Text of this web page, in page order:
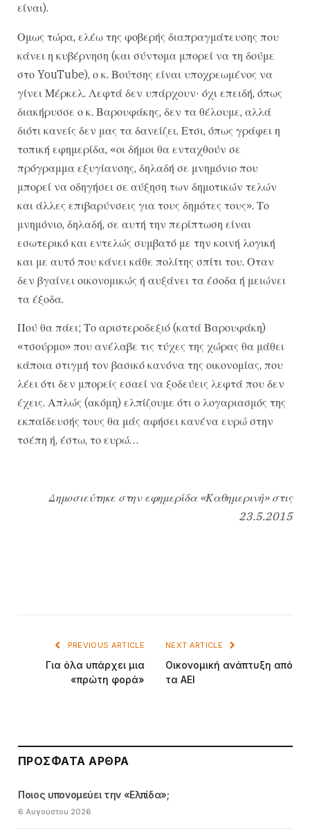
είναι).
Ομως τώρα, ελέω της φοβερής διαπραγμάτευσης που
κάνει η κυβέρνηση (και σύντομα μπορεί να τη δούμε
στο YouTube), ο κ. Βούτσης είναι υποχρεωμένος να
γίνει Μέρκελ. Λεφτά δεν υπάρχουν· όχι επειδή, όπως
διακήρυσσε ο κ. Βαρουφάκης, δεν τα θέλουμε, αλλά
διότι κανείς δεν μας τα δανείζει. Ετσι, όπως γράφει η
τοπική εφημερίδα, «οι δήμοι θα ενταχθούν σε
πρόγραμμα εξυγίανσης, δηλαδή σε μνημόνιο που
μπορεί να οδηγήσει σε αύξηση των δημοτικών τελών
και άλλες επιβαρύνσεις για τους δημότες τους». Το
μνημόνιο, δηλαδή, σε αυτή την περίπτωση είναι
εσωτερικό και εντελώς συμβατό με την κοινή λογική
και με αυτό που κάνει κάθε πολίτης σπίτι του. Οταν
δεν βγαίνει οικονομικώς ή αυξάνει τα έσοδα ή μειώνει
τα έξοδα.
Πού θα πάει; Το αριστεροδεξιό (κατά Βαρουφάκη)
«τσούρμο» που ανέλαβε τις τύχες της χώρας θα μάθει
κάποια στιγμή τον βασικό κανόνα της οικονομίας, που
λέει ότι δεν μπορείς εσαεί να ξοδεύεις λεφτά που δεν
έχεις. Απλώς (ακόμη) ελπίζουμε ότι ο λογαριασμός της
εκπαίδευσής τους θα μάς αφήσει κανένα ευρώ στην
τσέπη ή, έστω, το ευρώ…
Δημοσιεύτηκε στην εφημερίδα «Καθημερινή» στις
23.5.2015
PREVIOUS ARTICLE
Για όλα υπάρχει μια
«πρώτη φορά»
NEXT ARTICLE
Οικονομική ανάπτυξη από
τα ΑΕΙ
ΠΡΌΣΦΑΤΑ ΆΡΘΡΑ
Ποιος υπονομεύει την «Ελπίδα»;
6 Αυγούστου 2026